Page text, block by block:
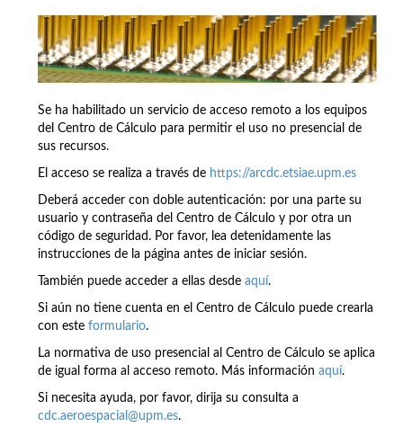
Se ha habilitado un servicio de acceso remoto a los equipos
del Centro de Cálculo para permitir el uso no presencial de
sus recursos.
El acceso se realiza a través de https://arcdc.etsiae.upm.es
Deberá acceder con doble autenticación: por una parte su
usuario y contraseña del Centro de Cálculo y por otra un
código de seguridad. Por favor, lea detenidamente las
instrucciones de la página antes de iniciar sesión.
También puede acceder a ellas desde aquí.
Si aún no tiene cuenta en el Centro de Cálculo puede crearla
con este formulario.
La normativa de uso presencial al Centro de Cálculo se aplica
de igual forma al acceso remoto. Más información aquí.
Si necesita ayuda, por favor, dirija su consulta a
cdc.aeroespacial@upm.es.